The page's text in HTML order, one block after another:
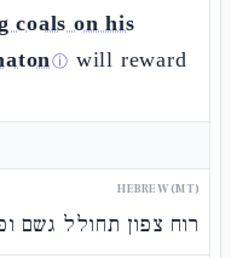
coals on his
ⓘ will reward
HEBREW (MT)
רוח צפון תחולל גשם